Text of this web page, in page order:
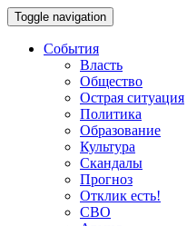
Toggle navigation
События
Власть
Общество
Острая ситуация
Политика
Образование
Культура
Скандалы
Прогноз
Отклик есть!
СВО